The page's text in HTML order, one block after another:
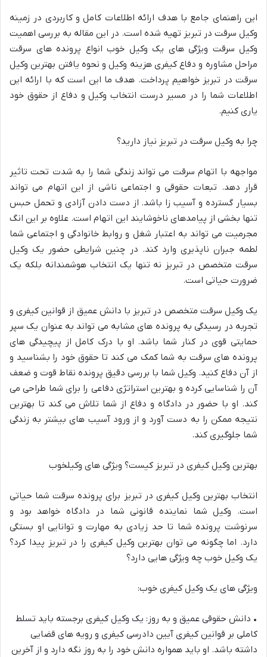
این راهنمای جامع با هدف ارائه اطلاعات کامل و کاربردی در زمینه
وکیل سرقت در تبریز تهیه شده است. در این مقاله به بررسی اهمیت
وکیل سرقت ویژگی های یک وکیل خوب انواع پرونده های سرقت
مراحل مشاوره و دفاع کیفری هزینه وکیل و نحوه یافتن بهترین وکیل
سرقت در تبریز خواهیم پرداخت. هدف ما این است که با ارائه این
اطلاعات شما را در مسیر درست انتخاب وکیل و دفاع از حقوق خود
یاری کنیم.
چرا به وکیل سرقت در تبریز نیاز دارید؟
مواجهه با اتهام سرقت می تواند زندگی شما را به شدت تحت تاثیر
قرار دهد. تبعات حقوقی و اجتماعی ناشی از این اتهام می تواند
بسیار گسترده و آسیب زا باشد. از دست دادن آزادی و تحمل حبس
تنها بخشی از پیامدهای ناخوشایند این اتهام است. علاوه بر این انگ
مجرمیت می تواند به اعتبار شغل و روابط خانوادگی و اجتماعی شما
لطمه جبران ناپذیری وارد کند. در چنین شرایطی حضور یک وکیل
سرقت متخصص در تبریز نه تنها یک انتخاب هوشمندانه بلکه یک
ضرورت حیاتی است.
یک وکیل سرقت متخصص در تبریز با دانش عمیق از قوانین کیفری و
تجربه در رسیدگی به پرونده های مشابه می تواند به عنوان یک سپر
حمایتی قوی در کنار شما باشد. او با درک کامل از پیچیدگی های
پرونده های سرقت به شما کمک می کند تا حقوق خود را بشناسید و
از آن دفاع کنید. وکیل شما با بررسی دقیق پرونده نقاط قوت و ضعف
آن را شناسایی کرده و بهترین استراتژی دفاعی را برای شما طراحی می
کند. او با حضور در دادگاه و دفاع از شما تلاش می کند تا بهترین
نتیجه ممکن را به دست آورد و از ورود آسیب های بیشتر به زندگی
شما جلوگیری کند.
بهترین وکیل کیفری در تبریز کیست؟ ویژگی های وکیلخوب
انتخاب بهترین وکیل کیفری در تبریز برای پرونده سرقت شما حیاتی
است. وکیل شما نماینده قانونی شما در دادگاه خواهد بود و
سرنوشت پرونده شما تا حد زیادی به مهارت و توانایی او بستگی
دارد. اما چگونه می توان بهترین وکیل کیفری را در تبریز پیدا کرد؟
یک وکیل خوب چه ویژگی هایی دارد؟
ویژگی های یک وکیل کیفری خوب:
• دانش حقوقی عمیق و به روز: یک وکیل کیفری برجسته باید تسلط
کاملی بر قوانین کیفری آیین دادرسی کیفری و رویه های قضایی
داشته باشد. او باید همواره دانش خود را به روز نگه دارد و از آخرین